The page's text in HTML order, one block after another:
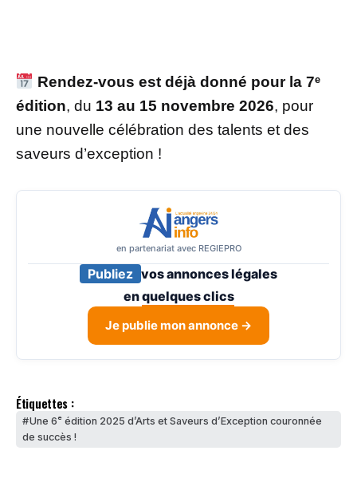
Rendez-vous est déjà donné pour la 7ᵉ
édition, du 13 au 15 novembre 2026, pour
une nouvelle célébration des talents et des
saveurs d’exception !
en partenariat avec REGIEPRO
Publiez vos annonces légales
enquelques clics
Je publie mon annonce →
Étiquettes :
Une 6ᵉ édition 2025 d’Arts et Saveurs d’Exception couronnée
de succès !